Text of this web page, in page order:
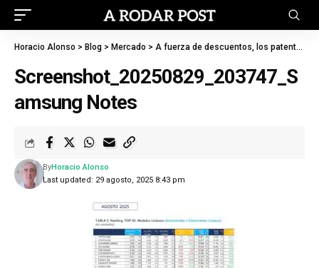
Horacio Alonso > Blog > Mercado > A fuerza de descuentos, los patentamientos de autos crecieron 32% en agosto
Screenshot_20250829_203747_S
amsung Notes
Last updated: 29 agosto, 2025 8:43 pm
ByHoracio Alonso